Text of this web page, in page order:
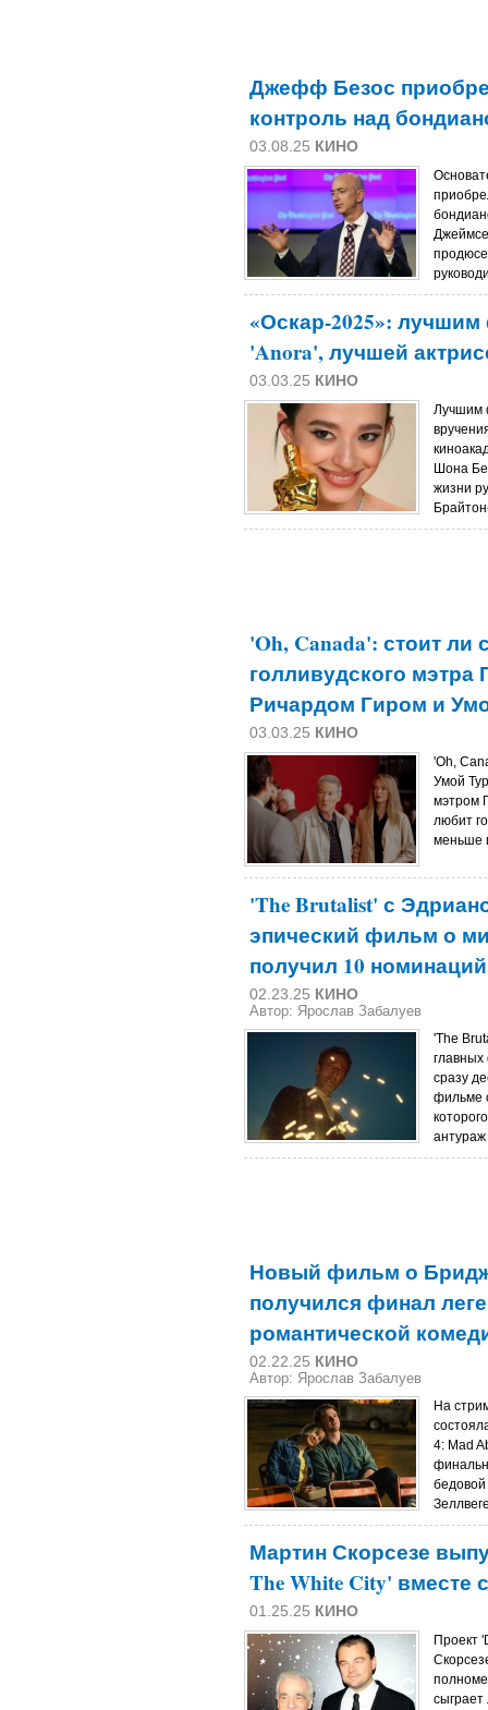
Джефф Безос
контроль над
03.08.25 КИНО
«Оскар-2025»:
'Anora', лучшей
03.03.25 КИНО
Лучшим
Шона
жизни
'Oh, Canada': стоит
голливудского
Ричардом Гиром и
03.03.25 КИНО
'Oh,
Умой
мэтром
любит
меньше
'The Brutalist' с
эпический фильм о
получил 10
02.23.25 КИНО
Автор: Ярослав Забалуев
'The
сразу
фильме
антураж
Новый фильм о
получился финал
романтической
02.22.25 КИНО
Автор: Ярослав Забалуев
На
4: Mad
бедовой
Мартин Скорсезе
The White City' вместе
01.25.25 КИНО
Проект